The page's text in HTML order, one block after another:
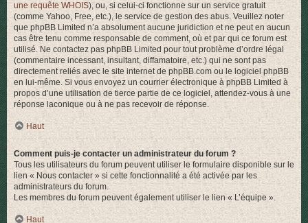
une requête WHOIS), ou, si celui-ci fonctionne sur un service gratuit
(comme Yahoo, Free, etc.), le service de gestion des abus. Veuillez noter
que phpBB Limited n’a absolument aucune juridiction et ne peut en aucun
cas être tenu comme responsable de comment, où et par qui ce forum est
utilisé. Ne contactez pas phpBB Limited pour tout problème d’ordre légal
(commentaire incessant, insultant, diffamatoire, etc.) qui ne sont pas
directement reliés avec le site internet de phpBB.com ou le logiciel phpBB
en lui-même. Si vous envoyez un courrier électronique à phpBB Limited à
propos d’une utilisation de tierce partie de ce logiciel, attendez-vous à une
réponse laconique ou à ne pas recevoir de réponse.
Haut
Comment puis-je contacter un administrateur du forum ?
Tous les utilisateurs du forum peuvent utiliser le formulaire disponible sur le
lien « Nous contacter » si cette fonctionnalité a été activée par les
administrateurs du forum.
Les membres du forum peuvent également utiliser le lien « L’équipe ».
Haut